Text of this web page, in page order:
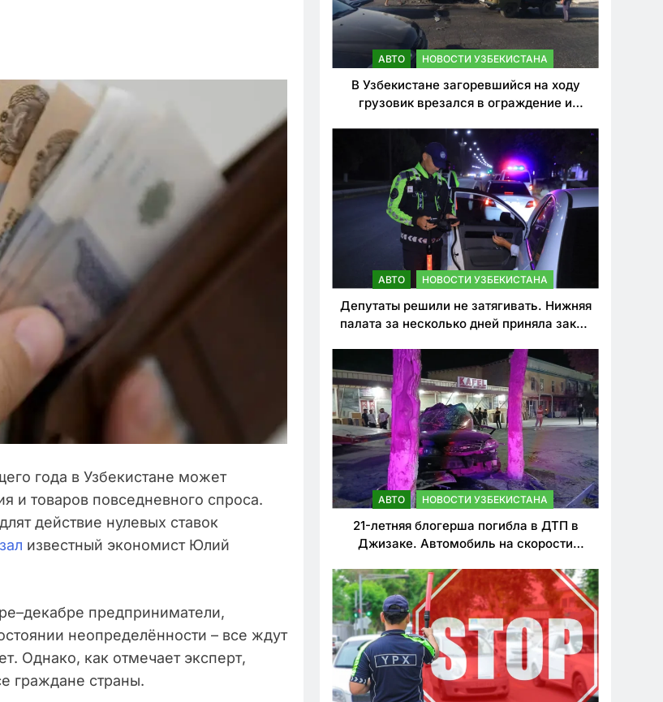
года в Узбекистане может
и товаров повседневного спроса.
действие нулевых ставок
известный экономист Юлий
предприниматели,
неопределённости – все ждут
Однако, как отмечает эксперт,
граждане страны.
АВТО НОВОСТИ УЗБЕКИСТАНА
В Узбекистане загоревшийся на ходу
грузовик врезался в ограждение и
АВТО НОВОСТИ УЗБЕКИСТАНА
Депутаты решили не затягивать. Нижняя
палата за несколько дней приняла закон
нарушителей ПДД
АВТО НОВОСТИ УЗБЕКИСТАНА
21-летняя блогерша погибла в ДТП в
Джизаке. Автомобиль на скорости